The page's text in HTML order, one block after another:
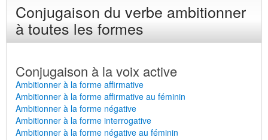
Conjugaison du verbe ambitionner
à toutes les formes
Conjugaison à la voix active
Ambitionner à la forme affirmative
Ambitionner à la forme affirmative au féminin
Ambitionner à la forme négative
Ambitionner à la forme interrogative
Ambitionner à la forme négative au féminin